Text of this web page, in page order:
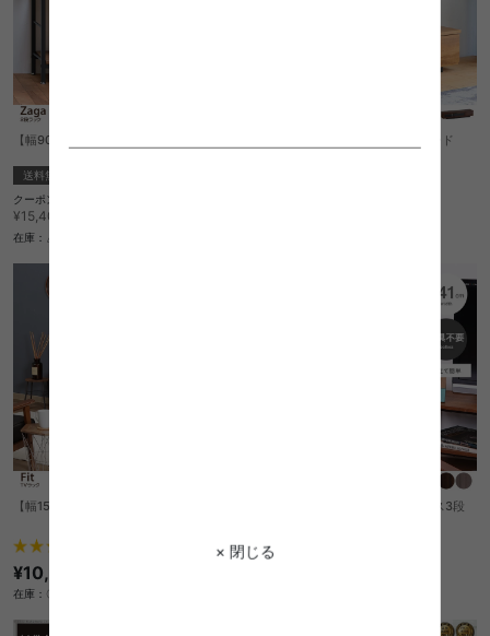
× 閉じる
【幅90cm】Zaga 2段ラック
送料無料
クーポン利用で
¥15,400→
在庫：△
【幅140cm】Adamlow テレビボード
【幅150cm】Fit TVラック
¥10,370
在庫：〇
【幅41cm】Ezbo 組立簡単ボックス3段
¥4,530